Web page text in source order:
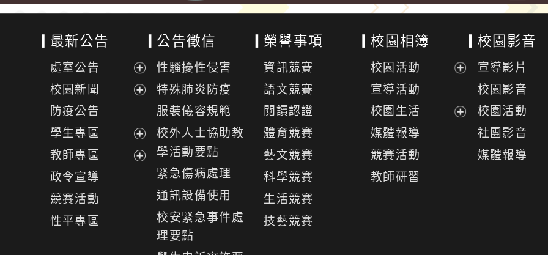
最新公告
處室公告
展
單
校園新聞
選
單
防疫公告
學生專區
展
教師專區
政令宣導
競賽活動
性平專區
公告徵信
性騷擾性侵害
特殊肺炎防疫
服裝儀容規範
校外人士協助教
學活動要點
緊急傷病處理
通訊設備使用
校安緊急事件處
理要點
榮譽事項
資訊競賽
語文競賽
閱讀認證
體育競賽
藝文競賽
科學競賽
生活競賽
技藝競賽
校園相簿
校園活動
選
宣導活動
校園生活
媒體報導
競賽活動
教師研習
校園影音
宣導影片
校園影音
校園活動
社團影音
媒體報導